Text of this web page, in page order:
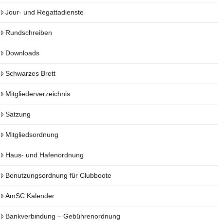
Jour- und Regattadienste
Rundschreiben
Downloads
Schwarzes Brett
Mitgliederverzeichnis
Satzung
Mitgliedsordnung
Haus- und Hafenordnung
Benutzungsordnung für Clubboote
AmSC Kalender
Bankverbindung – Gebührenordnung